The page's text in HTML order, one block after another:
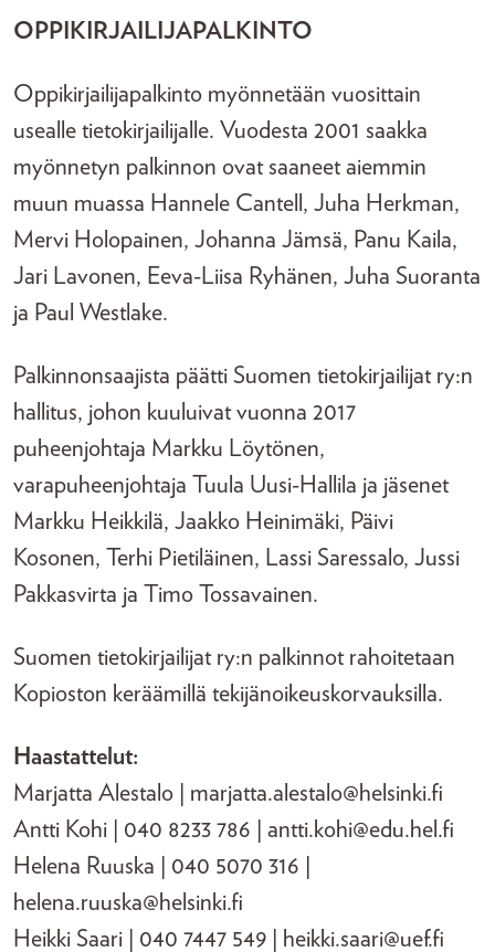
OPPIKIRJAILIJAPALKINTO
Oppikirjailijapalkinto myönnetään vuosittain
usealle tietokirjailijalle. Vuodesta 2001 saakka
myönnetyn palkinnon ovat saaneet aiemmin
muun muassa Hannele Cantell, Juha Herkman,
Mervi Holopainen, Johanna Jämsä, Panu Kaila,
Jari Lavonen, Eeva-Liisa Ryhänen, Juha Suoranta
ja Paul Westlake.
Palkinnonsaajista päätti Suomen tietokirjailijat ry:n
hallitus, johon kuuluivat vuonna 2017
puheenjohtaja Markku Löytönen,
varapuheenjohtaja Tuula Uusi-Hallila ja jäsenet
Markku Heikkilä, Jaakko Heinimäki, Päivi
Kosonen, Terhi Pietiläinen, Lassi Saressalo, Jussi
Pakkasvirta ja Timo Tossavainen.
Suomen tietokirjailijat ry:n palkinnot rahoitetaan
Kopioston keräämillä tekijänoikeuskorvauksilla.
Haastattelut:
Marjatta Alestalo | marjatta.alestalo@helsinki.fi
Antti Kohi | 040 8233 786 | antti.kohi@edu.hel.fi
Helena Ruuska | 040 5070 316 |
helena.ruuska@helsinki.fi
Heikki Saari | 040 7447 549 | heikki.saari@uef.fi